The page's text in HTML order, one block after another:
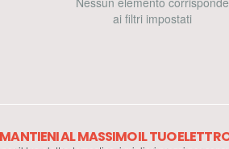
ai filtri impostati
MANTIENI AL MASSIMO IL TUO